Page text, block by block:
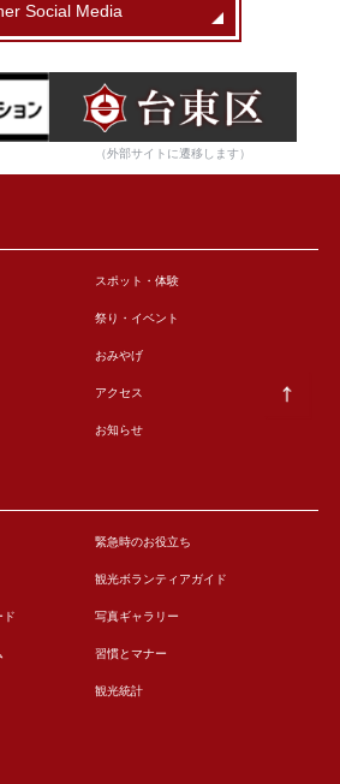
Social Media
（外部サイトに遷移します）
スポット・体験
祭り・イベント
おみやげ
アクセス
お知らせ
緊急時のお役立ち
観光ボランティアガイド
ド 写真ギャラリー
習慣とマナー
観光統計